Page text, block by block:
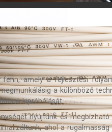
amely a fejlesztési
a különböző
kipróbálását.
nyújtunk és
ahol a